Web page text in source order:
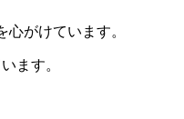
がけています。
ます。